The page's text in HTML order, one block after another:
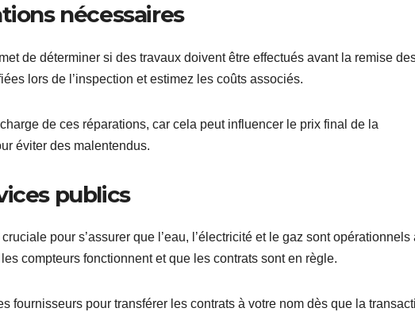
nécessaires
de déterminer si des travaux doivent être effectués avant la remise
lors de l’inspection et estimez les coûts associés.
de ces réparations, car cela peut influencer le prix final de la
éviter des malentendus.
publics
pour s’assurer que l’eau, l’électricité et le gaz sont opérationnels
compteurs fonctionnent et que les contrats sont en règle.
fournisseurs pour transférer les contrats à votre nom dès que la